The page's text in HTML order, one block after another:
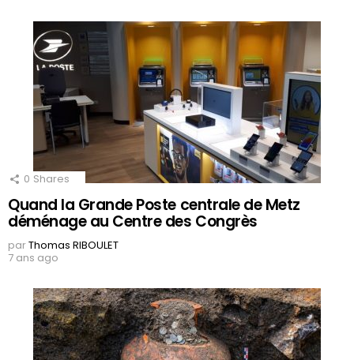
0 Shares
Quand la Grande Poste centrale de Metz
déménage au Centre des Congrès
parThomas RIBOULET
7 ans ago